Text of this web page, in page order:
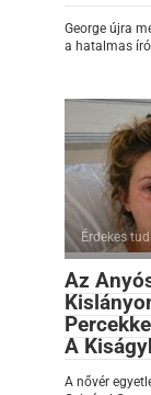
George újra
a hatalmas
Érdekes
Az
A
A nővér